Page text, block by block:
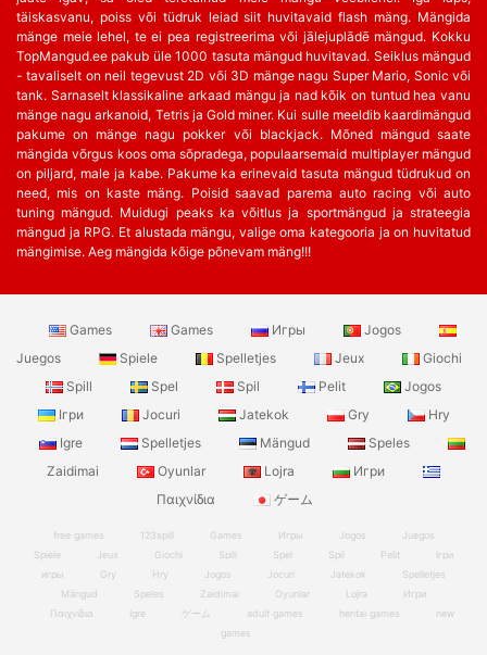
täiskasvanu, poiss või tüdruk leiad siit huvitavaid flash mäng. Mängida
mänge meie lehel, te ei pea registreerima või jālejuplādē mängud. Kokku
TopMangud.ee pakub üle 1000 tasuta mängud huvitavad. Seiklus mängud
- tavaliselt on neil tegevust 2D või 3D mänge nagu Super Mario, Sonic või
tank. Sarnaselt klassikaline arkaad mängu ja nad kõik on tuntud hea vanu
mänge nagu arkanoid, Tetris ja Gold miner. Kui sulle meeldib kaardimängud
pakume on mänge nagu pokker või blackjack. Mõned mängud saate
mängida võrgus koos oma sõpradega, populaarsemaid multiplayer mängud
on piljard, male ja kabe. Pakume ka erinevaid tasuta mängud tüdrukud on
need, mis on kaste mäng. Poisid saavad parema auto racing või auto
tuning mängud. Muidugi peaks ka võitlus ja sportmängud ja strateegia
mängud ja RPG. Et alustada mängu, valige oma kategooria ja on huvitatud
mängimise. Aeg mängida kõige põnevam mäng!!!
Games Games Игры
Jogos
Juegos
Spiele Spelletjes Jeux
Giochi
Spill
Spel Spil Pelit
Jogos
Ігри
Jocuri Jatekok Gry
Hry
Igre
Spelletjes Mängud
Speles
Zaidimai
Oyunlar Lojra
Игри
Παιχνίδια
ゲーム
free games 123spill Games Игры Jogos
Juegos
Spiele
Jeux Giochi Spill Spel Spil Pelit
Ігри
игры
Gry Hry Jogos Jocuri Jatekok
Spelletjes
Mängud
Speles Zaidimai Oyunlar Lojra
Игри
Παιχνίδια
Igre ゲーム adult games hentai games
new
games